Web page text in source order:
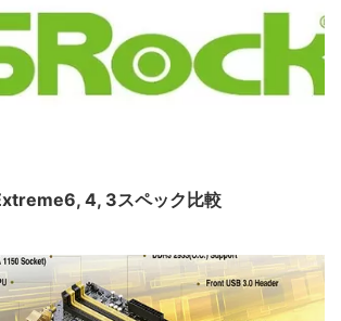
4, 3スペック比較